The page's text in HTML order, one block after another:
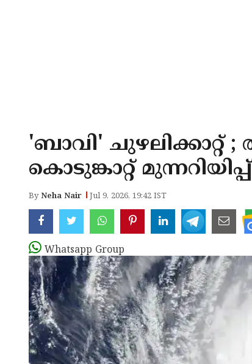
'ബാവി' ചുഴലിക്കാറ്റ്
കൊടുങ്കാറ്റ് മുന്നറിയിപ്പ്
ByNeha Nair Jul 9, 2026, 19:42 IST
Whatsapp Group